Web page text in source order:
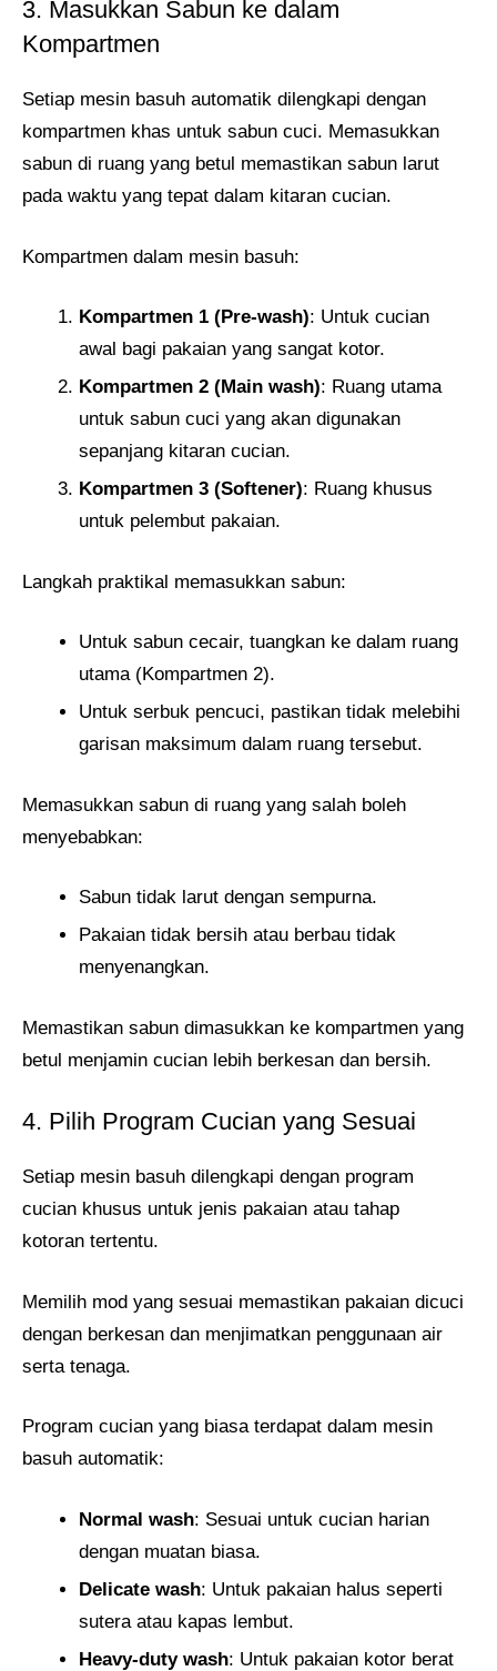
3. Masukkan Sabun ke dalam
Kompartmen
Setiap mesin basuh automatik dilengkapi dengan
kompartmen khas untuk sabun cuci. Memasukkan
sabun di ruang yang betul memastikan sabun larut
pada waktu yang tepat dalam kitaran cucian.
Kompartmen dalam mesin basuh:
Kompartmen 1 (Pre-wash): Untuk cucian
awal bagi pakaian yang sangat kotor.
Kompartmen 2 (Main wash): Ruang utama
untuk sabun cuci yang akan digunakan
sepanjang kitaran cucian.
Kompartmen 3 (Softener): Ruang khusus
untuk pelembut pakaian.
Langkah praktikal memasukkan sabun:
Untuk sabun cecair, tuangkan ke dalam ruang
utama (Kompartmen 2).
Untuk serbuk pencuci, pastikan tidak melebihi
garisan maksimum dalam ruang tersebut.
Memasukkan sabun di ruang yang salah boleh
menyebabkan:
Sabun tidak larut dengan sempurna.
Pakaian tidak bersih atau berbau tidak
menyenangkan.
Memastikan sabun dimasukkan ke kompartmen yang
betul menjamin cucian lebih berkesan dan bersih.
4. Pilih Program Cucian yang Sesuai
Setiap mesin basuh dilengkapi dengan program
cucian khusus untuk jenis pakaian atau tahap
kotoran tertentu.
Memilih mod yang sesuai memastikan pakaian dicuci
dengan berkesan dan menjimatkan penggunaan air
serta tenaga.
Program cucian yang biasa terdapat dalam mesin
basuh automatik:
Normal wash: Sesuai untuk cucian harian
dengan muatan biasa.
Delicate wash: Untuk pakaian halus seperti
sutera atau kapas lembut.
Heavy-duty wash: Untuk pakaian kotor berat